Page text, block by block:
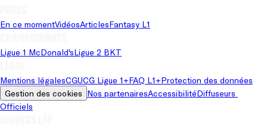
En ce momentVidéosArticlesFantasy L1
Ligue 1 McDonald'sLigue 2 BKT
Mentions légalesCGUCG Ligue 1+FAQ L1+Protection des données
Gestion des cookies Nos partenairesAccessibilitéDiffuseurs
Officiels